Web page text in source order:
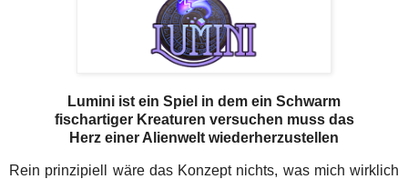
Lumini ist ein Spiel in dem ein Schwarm
fischartiger Kreaturen versuchen muss das
Herz einer Alienwelt wiederherzustellen
Rein prinzipiell wäre das Konzept nichts, was mich wirklich